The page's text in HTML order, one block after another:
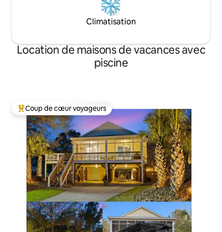
Climatisation
Location de maisons de vacances avec
piscine
Coups de cœur voyageurs les plus appréciés
Coup de cœur voyageurs